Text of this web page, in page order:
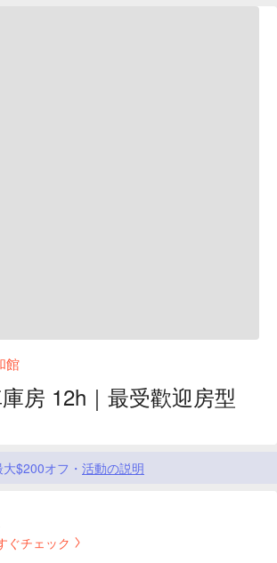
館
房 12h｜最受歡迎房型
$200オフ・ 活動の説明
ぐチェック